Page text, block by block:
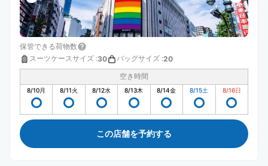
保管できる荷物数
スーツケースサイズ :30 バッグサイズ :20
空き時間
8/10月 8/11火 8/12水 8/13木 8/14金 8/15土 8/16日
この店舗を予約する